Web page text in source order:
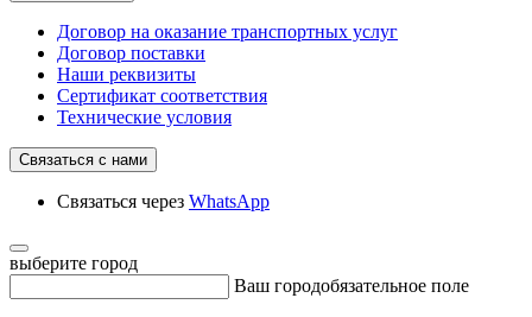
Договор на оказание транспортных услуг
Договор поставки
Наши реквизиты
Сертификат соответствия
Технические условия
Связаться с нами
Связаться через WhatsApp
выберите город
Ваш городобязательное поле